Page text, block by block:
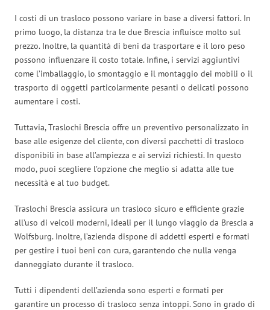
I costi di un trasloco possono variare in base a diversi fattori. In
primo luogo, la distanza tra le due Brescia influisce molto sul
prezzo. Inoltre, la quantità di beni da trasportare e il loro peso
possono influenzare il costo totale. Infine, i servizi aggiuntivi
come l’imballaggio, lo smontaggio e il montaggio dei mobili o il
trasporto di oggetti particolarmente pesanti o delicati possono
aumentare i costi.
Tuttavia, Traslochi Brescia offre un preventivo personalizzato in
base alle esigenze del cliente, con diversi pacchetti di trasloco
disponibili in base all’ampiezza e ai servizi richiesti. In questo
modo, puoi scegliere l’opzione che meglio si adatta alle tue
necessità e al tuo budget.
Traslochi Brescia assicura un trasloco sicuro e efficiente grazie
all’uso di veicoli moderni, ideali per il lungo viaggio da Brescia a
Wolfsburg. Inoltre, l’azienda dispone di addetti esperti e formati
per gestire i tuoi beni con cura, garantendo che nulla venga
danneggiato durante il trasloco.
Tutti i dipendenti dell’azienda sono esperti e formati per
garantire un processo di trasloco senza intoppi. Sono in grado di